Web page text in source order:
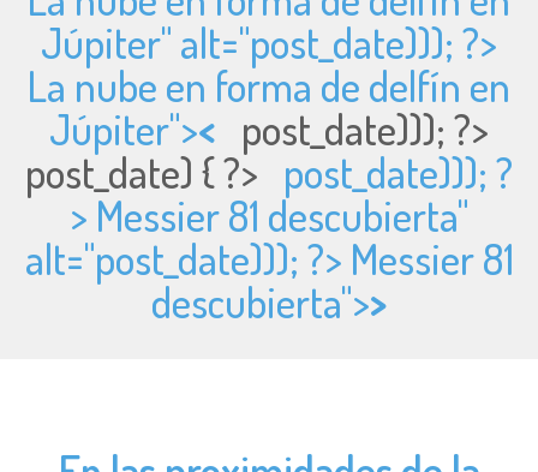
Júpiter" alt="post_date))); ?>
La nube en forma de delfín en
Júpiter">< post_date))); ?>
post_date) { ?> post_date))); ?
> Messier 81 descubierta"
alt="post_date))); ?> Messier 81
descubierta">>